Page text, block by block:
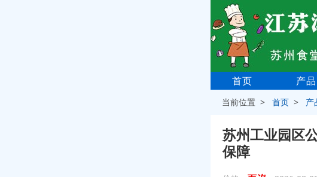
首页 产品
当前位置 >首页 > 产
苏州工业园区
保障